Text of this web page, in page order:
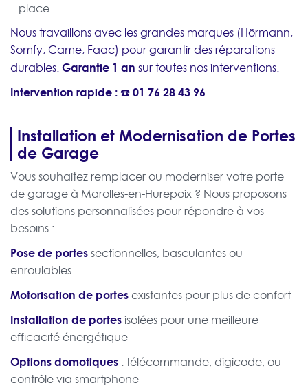
place
Nous travaillons avec les grandes marques (Hörmann,
Somfy, Came, Faac) pour garantir des réparations
durables.Garantie 1 an sur toutes nos interventions.
Intervention rapide : ☎️01 76 28 43 96
Installation et Modernisation de Portes
de Garage
Vous souhaitez remplacer ou moderniser votre porte
de garage à Marolles-en-Hurepoix ? Nous proposons
des solutions personnalisées pour répondre à vos
besoins :
Pose de portessectionnelles, basculantes ou
enroulables
Motorisation de portes existantes pour plus de confort
Installation de portesisolées pour une meilleure
efficacité énergétique
Options domotiques : télécommande, digicode, ou
contrôle via smartphone